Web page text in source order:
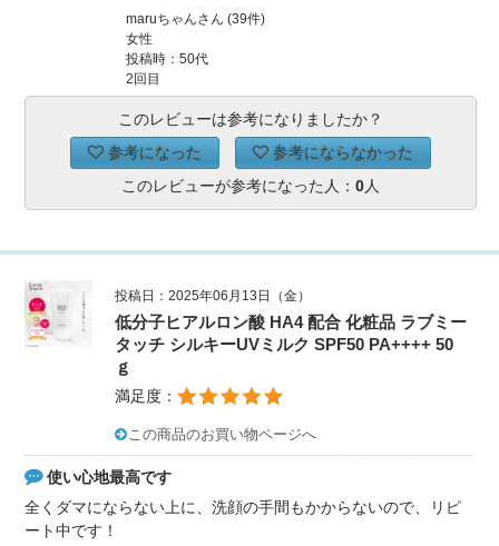
maruちゃんさん (39件)
女性
投稿時：50代
2回目
このレビューは参考になりましたか？
参考になった
参考にならなかった
このレビューが参考になった人： 0人
投稿日：2025年06月13日（金）
低分子ヒアルロン酸 HA4 配合 化粧品 ラブミー
タッチ シルキーUVミルク SPF50 PA++++ 50
ｇ
満足度：
この商品のお買い物ページへ
使い心地最高です
全くダマにならない上に、洗顔の手間もかからないので、リピ
ート中です！